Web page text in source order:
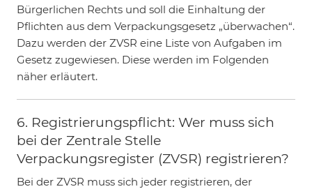
Bürgerlichen Rechts und soll die Einhaltung der
Pflichten aus dem Verpackungsgesetz „überwachen“.
Dazu werden der ZVSR eine Liste von Aufgaben im
Gesetz zugewiesen. Diese werden im Folgenden
näher erläutert.
6. Registrierungspflicht: Wer muss sich
bei der Zentrale Stelle
Verpackungsregister (ZVSR) registrieren?
Bei der ZVSR muss sich jeder registrieren, der